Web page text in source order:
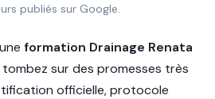
publiés sur Google.
formation Drainage Renata
sur des promesses très
officielle, protocole